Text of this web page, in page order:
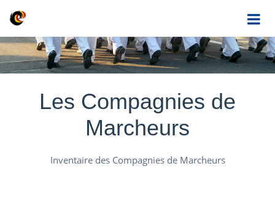
Les Compagnies de
Marcheurs
Inventaire des Compagnies de Marcheurs